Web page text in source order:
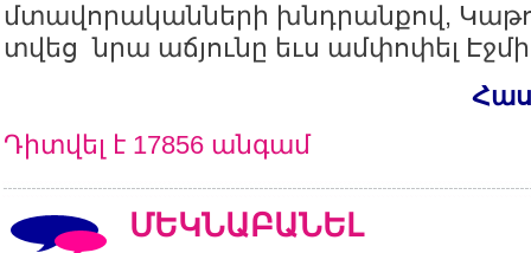
մտավորականների խնդրանքով,
տվեց նրա աճյունը եւս ամփոփել
Դիտվել է 17856 անգամ
ՄԵԿՆԱԲԱՆԵԼ